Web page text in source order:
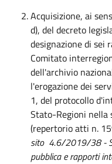
Acquisizione, ai
d), del decreto
designazione di sei
Comitato
dell'archivio
l'erogazione dei
1, del protocollo
Stato-Regioni nella
(repertorio atti n.
sito 4.6/2019/38 -
pubblica e rapporti